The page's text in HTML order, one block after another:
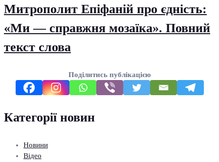
Митрополит Епіфаній про єдність:
«Ми — справжня мозаїка». Повний
текст слова
Поділитись публікацією
Категорії новин
Новини
Відео